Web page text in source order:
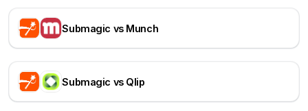
Submagic vs Munch
Submagic vs Qlip